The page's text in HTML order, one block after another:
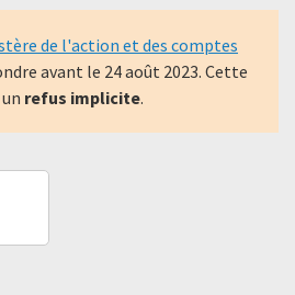
de l'action et des comptes
avant le 24 août 2023. Cette
refus implicite.